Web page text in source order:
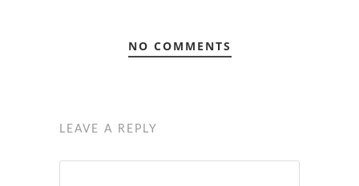
NO COMMENTS
LEAVE A REPLY